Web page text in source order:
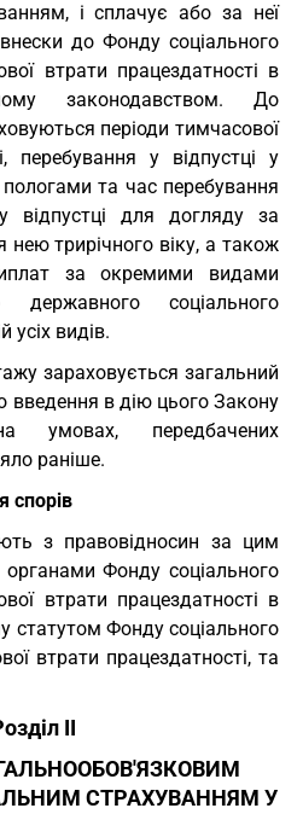
і сплачує або за неї
до Фонду соціального
втрати працездатності в
законодавством. До
періоди тимчасової
перебування у відпустці у
пологами та час перебування
відпустці для догляду за
трирічного віку, а також
за окремими видами
державного соціального
усіх видів.
зараховується загальний
введення в дію цього Закону
передбачених
раніше.
спорів
з правовідносин за цим
Фонду соціального
втрати працездатності в
статутом Фонду соціального
втрати працездатності, та
II
СТРАХУВАННЯМ У